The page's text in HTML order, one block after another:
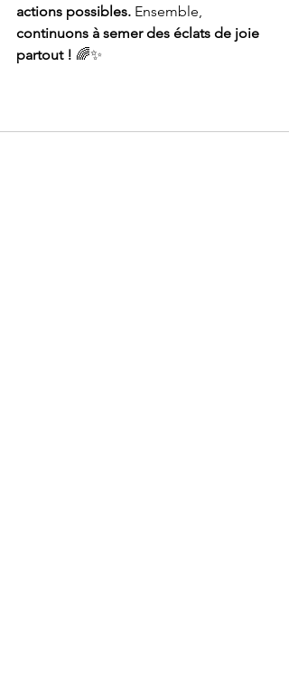
actions possibles. Ensemble,
continuons à semer des éclats de joie
partout ! 🌈✨